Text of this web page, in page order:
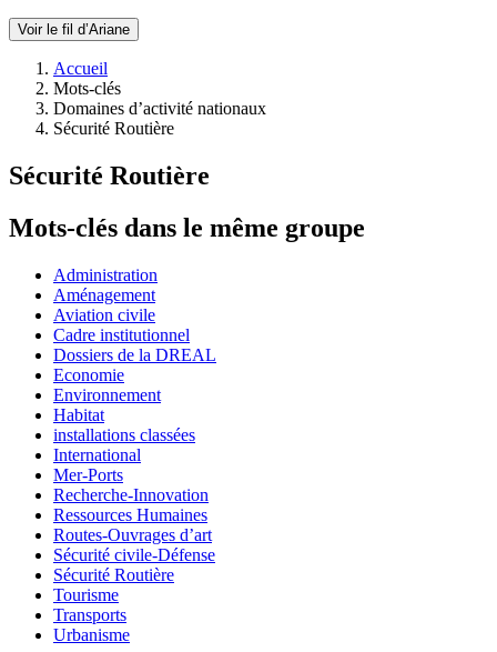
Voir le fil d’Ariane
Accueil
Mots-clés
Domaines d’activité nationaux
Sécurité Routière
Sécurité Routière
Mots-clés dans le même groupe
Administration
Aménagement
Aviation civile
Cadre institutionnel
Dossiers de la DREAL
Economie
Environnement
Habitat
installations classées
International
Mer-Ports
Recherche-Innovation
Ressources Humaines
Routes-Ouvrages d’art
Sécurité civile-Défense
Sécurité Routière
Tourisme
Transports
Urbanisme